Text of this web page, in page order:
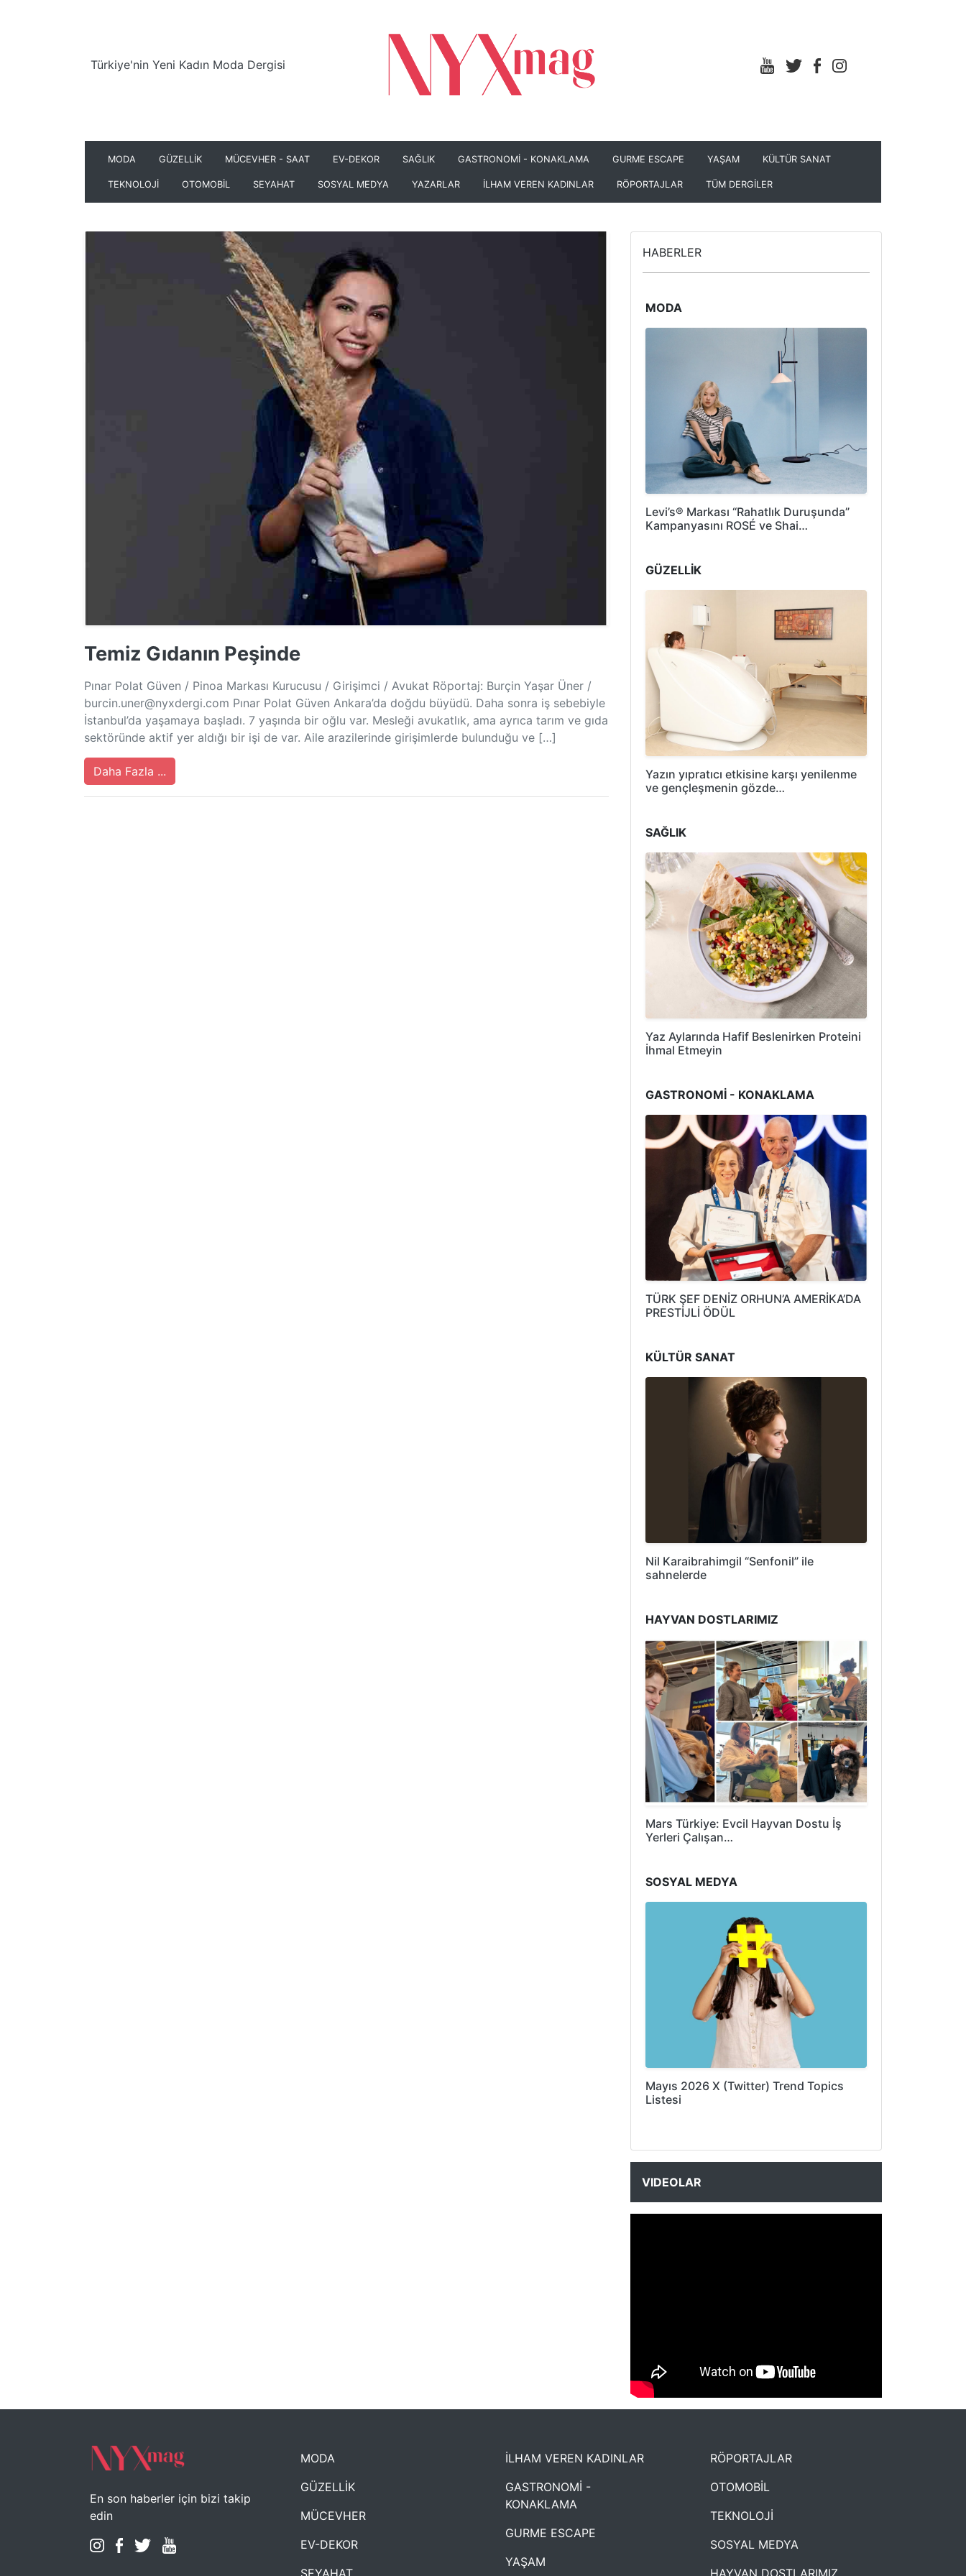
Türkiye'nin Yeni Kadın Moda Dergisi
MODA GÜZELLİK MÜCEVHER - SAAT EV-DEKOR SAĞLIK GASTRONOMİ - KONAKLAMA GURME ESCAPE YAŞAM KÜLTÜR SANAT
TEKNOLOJİ OTOMOBİL SEYAHAT SOSYAL MEDYA YAZARLAR İLHAM VEREN KADINLAR RÖPORTAJLAR TÜM DERGİLER
Temiz Gıdanın Peşinde
Pınar Polat Güven / Pinoa Markası Kurucusu / Girişimci / Avukat Röportaj: Burçin Yaşar Üner /
burcin.uner@nyxdergi.com Pınar Polat Güven Ankara’da doğdu büyüdü. Daha sonra iş sebebiyle
İstanbul’da yaşamaya başladı. 7 yaşında bir oğlu var. Mesleği avukatlık, ama ayrıca tarım ve gıda
sektöründe aktif yer aldığı bir işi de var. Aile arazilerinde girişimlerde bulunduğu ve […]
Daha Fazla ...
HABERLER
MODA
Levi’s® Markası “Rahatlık Duruşunda”
Kampanyasını ROSÉ ve Shai…
GÜZELLİK
Yazın yıpratıcı etkisine karşı yenilenme
ve gençleşmenin gözde…
SAĞLIK
Yaz Aylarında Hafif Beslenirken Proteini
İhmal Etmeyin
GASTRONOMİ - KONAKLAMA
TÜRK ŞEF DENİZ ORHUN’A AMERİKA’DA
PRESTİJLİ ÖDÜL
KÜLTÜR SANAT
Nil Karaibrahimgil “Senfonil” ile
sahnelerde
HAYVAN DOSTLARIMIZ
Mars Türkiye: Evcil Hayvan Dostu İş
Yerleri Çalışan…
SOSYAL MEDYA
Mayıs 2026 X (Twitter) Trend Topics
Listesi
VIDEOLAR
NYXmag 2. Yaş Kutlama Etkinliği
En son haberler için bizi takip
edin
MODA
GÜZELLİK
MÜCEVHER
EV-DEKOR
SEYAHAT
İLHAM VEREN KADINLAR
GASTRONOMİ -
KONAKLAMA
GURME ESCAPE
YAŞAM
RÖPORTAJLAR
OTOMOBİL
TEKNOLOJİ
SOSYAL MEDYA
HAYVAN DOSTLARIMIZ